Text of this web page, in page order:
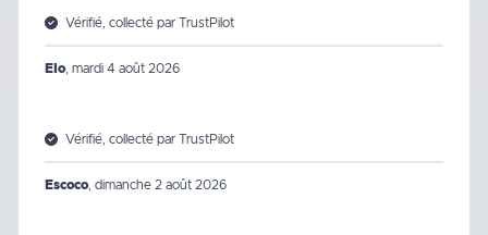
Vérifié, collecté par TrustPilot
Elo, mardi 4 août 2026
Vérifié, collecté par TrustPilot
Escoco, dimanche 2 août 2026